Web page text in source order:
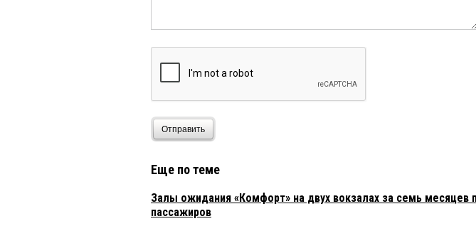
Отправить
Еще по теме
Залы ожидания «Комфорт» на двух вокзалах за семь месяцев
пассажиров